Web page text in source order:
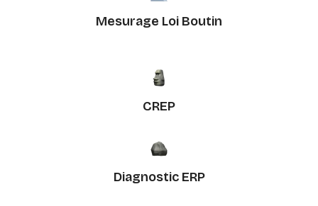
Mesurage Loi Boutin
CREP
Diagnostic ERP